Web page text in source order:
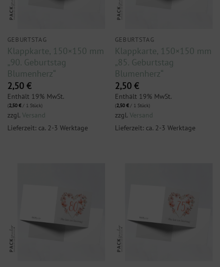
GEBURTSTAG
Klappkarte, 150×150 mm
„90. Geburtstag
Blumenherz“
2,50 €
Enthält 19% MwSt.
(2,50€/ 1 Stück)
zzgl. Versand
Lieferzeit: ca. 2-3 Werktage
GEBURTSTAG
Klappkarte, 150×150 mm
„85. Geburtstag
Blumenherz“
2,50 €
Enthält 19% MwSt.
(2,50€/ 1 Stück)
zzgl. Versand
Lieferzeit: ca. 2-3 Werktage